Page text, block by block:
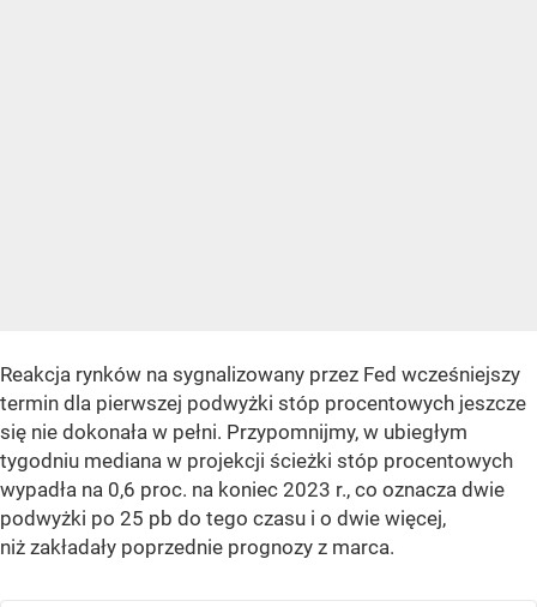
Reakcja rynków na sygnalizowany przez Fed wcześniejszy
termin dla pierwszej podwyżki stóp procentowych jeszcze
się nie dokonała w pełni. Przypomnijmy, w ubiegłym
tygodniu mediana w projekcji ścieżki stóp procentowych
wypadła na 0,6 proc. na koniec 2023 r., co oznacza dwie
podwyżki po 25 pb do tego czasu i o dwie więcej,
niż zakładały poprzednie prognozy z marca.